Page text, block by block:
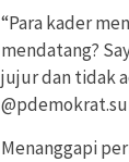
“Para kader
mendatang?
jujur dan tidak
Menanggapi